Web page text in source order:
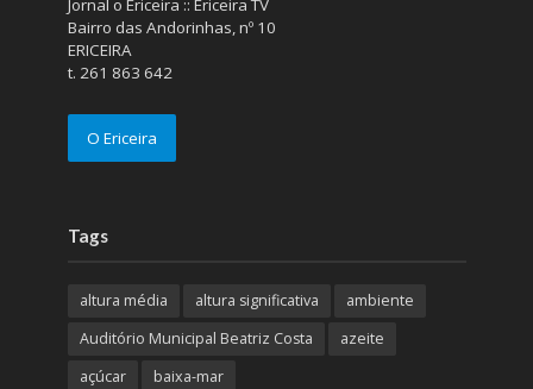
Jornal o Ericeira :: Ericeira TV
Bairro das Andorinhas, nº 10
ERICEIRA
t. 261 863 642
O Ericeira
Tags
altura média altura significativa
ambiente
Auditório Municipal Beatriz Costa
azeite
açúcar
baixa-mar